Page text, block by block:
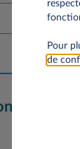
société
Pour
de